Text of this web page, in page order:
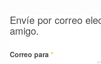
Envíe por correo
amigo.
Correo para *